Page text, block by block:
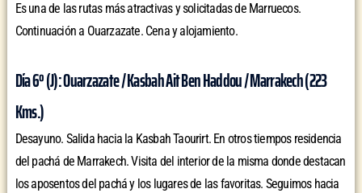
Es una de las rutas más atractivas y solicitadas de Marruecos.
Continuación a Ouarzazate. Cena y alojamiento.
Día 6º (J): Ouarzazate / Kasbah Ait Ben Haddou / Marrakech (223
Kms.)
Desayuno. Salida hacia la Kasbah Taourirt. En otros tiempos residencia
del pachá de Marrakech. Visita del interior de la misma donde destacan
los aposentos del pachá y los lugares de las favoritas. Seguimos hacia